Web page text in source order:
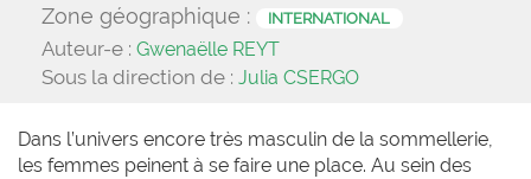
Zone géographique : INTERNATIONAL
Auteur-e : Gwenaëlle REYT
Sous la direction de : Julia CSERGO
Dans l’univers encore très masculin de la sommellerie,
les femmes peinent à se faire une place. Au sein des